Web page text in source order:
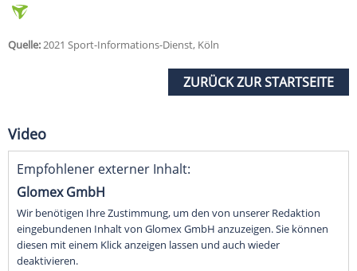
Quelle:2021 Sport-Informations-Dienst, Köln
ZURÜCK ZUR STARTSEITE
Video
Empfohlener externer Inhalt:
Glomex GmbH
Wir benötigen Ihre Zustimmung, um den von unserer Redaktion
eingebundenen Inhalt von Glomex GmbH anzuzeigen. Sie können
diesen mit einem Klick anzeigen lassen und auch wieder
deaktivieren.